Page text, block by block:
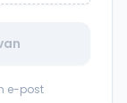
e-post